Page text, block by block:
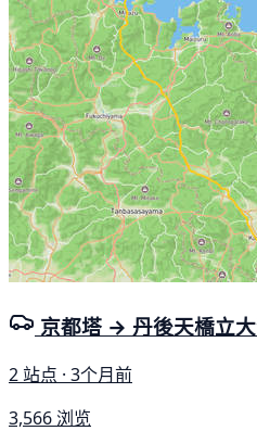
京都塔 → 丹後天橋立
2 站点 · 3个月前
3,566 浏览